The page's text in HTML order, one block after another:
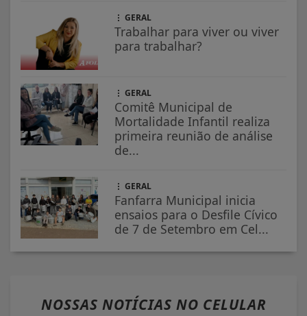
GERAL
Trabalhar para viver ou viver
para trabalhar?
GERAL
Comitê Municipal de
Mortalidade Infantil realiza
primeira reunião de análise
de...
GERAL
Fanfarra Municipal inicia
ensaios para o Desfile Cívico
de 7 de Setembro em Cel...
NOSSAS NOTÍCIAS NO CELULAR